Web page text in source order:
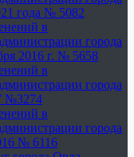
года № 5082
в
города
2016 г. № 5658
в
города
№3274
в
города
№ 6116